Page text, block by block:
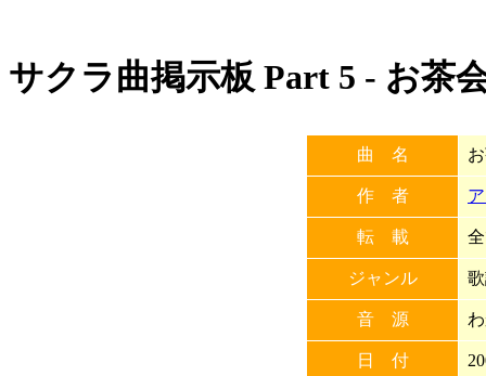
サクラ曲掲示板 Part 5 - お茶
曲 名
作 者
転 載
ジャンル
音 源
日 付